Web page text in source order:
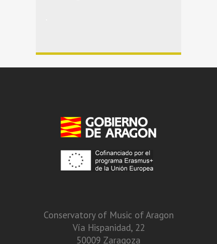
Conservatory of Music of Aragon
Vía Hispanidad, 22
50009 Zaragoza